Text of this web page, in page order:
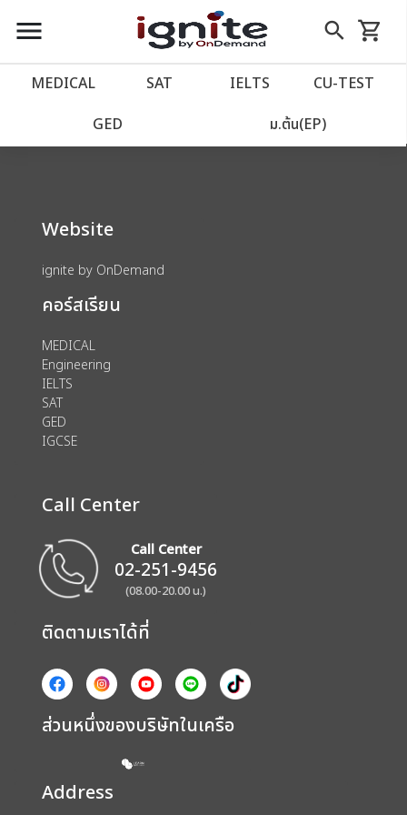
close
account_balance หน้าแรก
เว็บไซต์อิกไนท์
import_contacts วางแผนการเรียน
account_circle เข้าสู่ระบบ
assignment ลงทะเบียน
menu search
Skip
to
shopping_cart
รถเข็น
MEDICAL SAT IELTS CU‑TEST
GED ม.ต้น(EP)
We could not find anything for 80002019
Website
ignite by OnDemand
คอร์สเรียน
MEDICAL
Engineering
IELTS
SAT
GED
IGCSE
Call Center
Call Center
02-251-9456
(08.00-20.00 น.)
ติดตามเราได้ที่
ส่วนหนึ่งของบริษัทในเครือ
Address